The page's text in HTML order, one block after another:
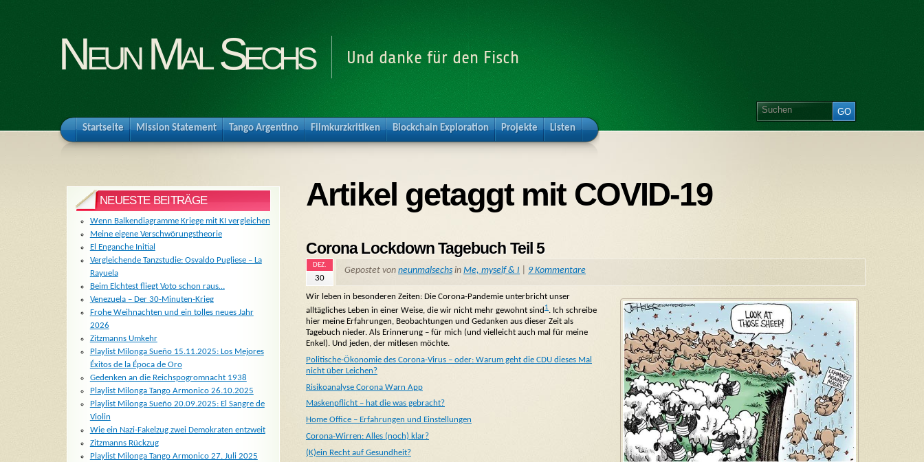
Neun Mal Sechs Und danke für den Fisch
Startseite Mission Statement Tango Argentino Filmkurzkritiken Blockchain Exploration Projekte Listen
Artikel getaggt mit COVID-19
Corona Lockdown Tagebuch Teil 5
DEZ.
30
Gepostet von neunmalsechs in Me, myself & I 9 Kommentare
Wir leben in besonderen Zeiten: Die Corona-Pandemie unterbricht unser
alltägliches Leben in einer Weise, die wir nicht mehr gewohnt sind 1. Ich schreibe
hier meine Erfahrungen, Beobachtungen und Gedanken aus dieser Zeit als
Tagebuch nieder. Als Erinnerung – für mich (und vielleicht auch mal für meine
Enkel). Und jeden, der mitlesen möchte.
Politische-Ökonomie des Corona-Virus – oder: Warum geht die CDU dieses Mal
nicht über Leichen?
Risikoanalyse Corona Warn App
Maskenpflicht – hat die was gebracht?
Home Office – Erfahrungen und Einstellungen
Corona-Wirren: Alles (noch) klar?
(K)ein Recht auf Gesundheit?
NEUESTE BEITRÄGE
Wenn Balkendiagramme Kriege mit KI vergleichen
Meine eigene Verschwörungstheorie
El Enganche Initial
Vergleichende Tanzstudie: Osvaldo Pugliese – La
Rayuela
Beim Elchtest fliegt Voto schon raus…
Venezuela – Der 30-Minuten-Krieg
Frohe Weihnachten und ein tolles neues Jahr
2026
Zitzmanns Umkehr
Playlist Milonga Sueño 15.11.2025: Los Mejores
Éxitos de la Época de Oro
Gedenken an die Reichspogromnacht 1938
Playlist Milonga Tango Armonico 26.10.2025
Playlist Milonga Sueño 20.09.2025: El Sangre de
Violin
Wie ein Nazi-Fakelzug zwei Demokraten entzweit
Zitzmanns Rückzug
Playlist Milonga Tango Armonico 27. Juli 2025